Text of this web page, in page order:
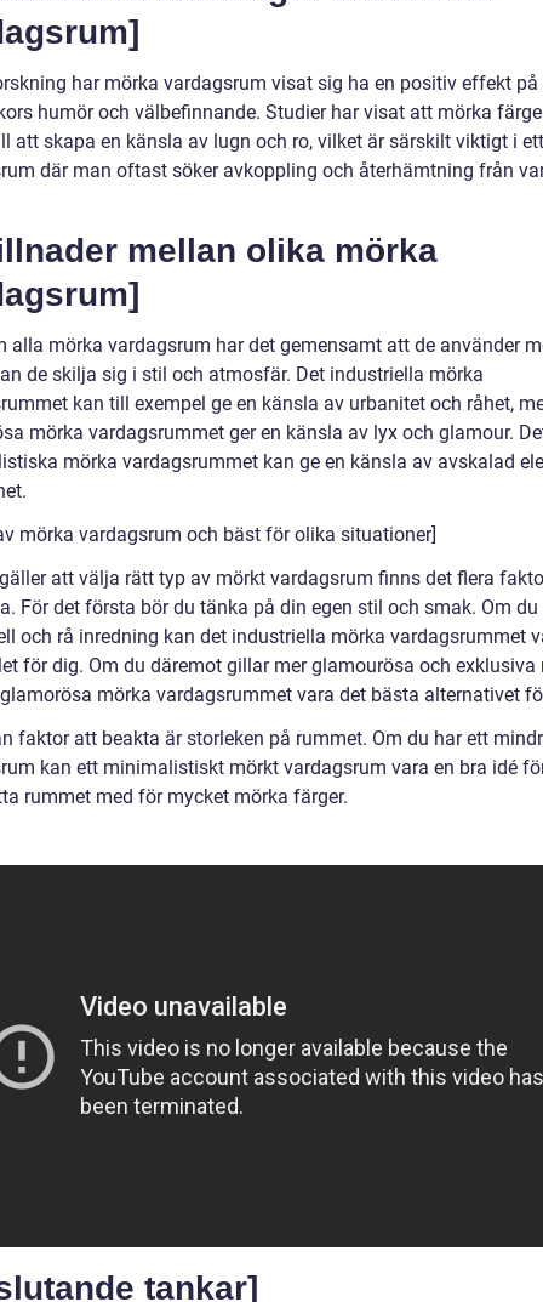
har mörka vardagsrum visat sig ha en positiv effekt på
humör och välbefinnande. Studier har visat att mörka
att skapa en känsla av lugn och ro, vilket är särskilt viktigt i ett
där man oftast söker avkoppling och återhämtning från
mellan olika mörka
alla mörka vardagsrum har det gemensamt att de använder
de skilja sig i stil och atmosfär. Det industriella mörka
kan till exempel ge en känsla av urbanitet och råhet,
mörka vardagsrummet ger en känsla av lyx och glamour.
mörka vardagsrummet kan ge en känsla av avskalad
mörka vardagsrum och bäst för olika situationer]
att välja rätt typ av mörkt vardagsrum finns det flera
För det första bör du tänka på din egen stil och smak. Om
och rå inredning kan det industriella mörka vardagsrummet
för dig. Om du däremot gillar mer glamourösa och exklusiva
mörka vardagsrummet vara det bästa alternativet
faktor att beakta är storleken på rummet. Om du har ett
kan ett minimalistiskt mörkt vardagsrum vara en bra idé
rummet med för mycket mörka färger.
tankar]